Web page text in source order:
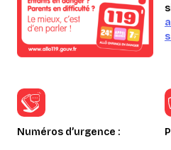
Numéros d’urgence :